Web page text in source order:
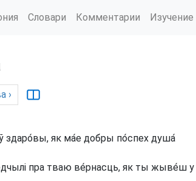
Словари Комментарии Изучение
›
здаро́вы, як ма́е добры по́спех душа́
пра тваю ве́рнасць, як ты жыве́ш у